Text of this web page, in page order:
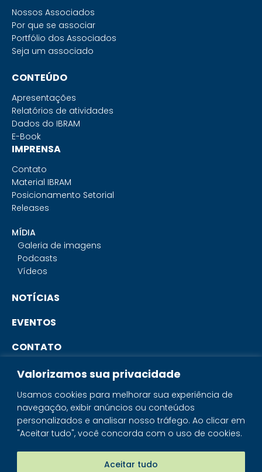
Valorizamos sua privacidade
Usamos cookies para melhorar sua experiência de
navegação, exibir anúncios ou conteúdos
personalizados e analisar nosso tráfego. Ao clicar em
"Aceitar tudo", você concorda com o uso de cookies.
Aceitar tudo
Nossos Associados
Por que se associar
Portfólio dos Associados
Seja um associado
CONTEÚDO
Apresentações
Relatórios de atividades
Dados do IBRAM
E-Book
IMPRENSA
Contato
Material IBRAM
Posicionamento Setorial
Releases
MÍDIA
Galeria de imagens
Podcasts
Vídeos
NOTÍCIAS
EVENTOS
CONTATO
PORTAL DO ASSOCIADO
SISTEMA IBRAM
PORTAL DOS MINERAIS
LOJA MINERAIS DO BRASIL